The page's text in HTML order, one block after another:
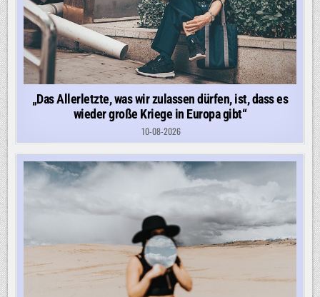
„Das Allerletzte, was wir zulassen dürfen, ist, dass es
wieder große Kriege in Europa gibt“
10-08-2026